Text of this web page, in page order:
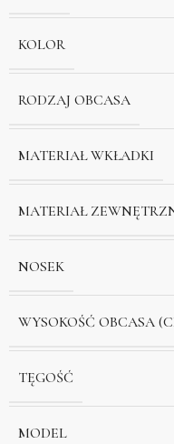
KOLOR
RODZAJ OBCASA
MATERIAŁ WKŁADKI
MATERIAŁ
NOSEK
WYSOKOŚĆ OBCASA
TĘGOŚĆ
MODEL